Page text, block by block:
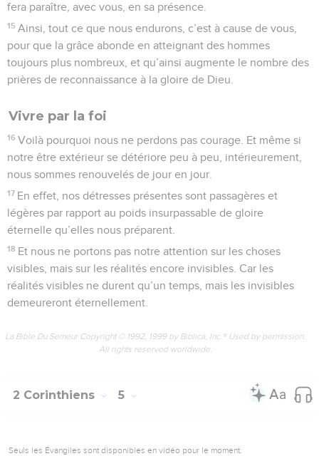
fera paraître, avec vous, en sa présence.
15 Ainsi, tout ce que nous endurons, c’est à cause de vous,
pour que la grâce abonde en atteignant des hommes
toujours plus nombreux, et qu’ainsi augmente le nombre des
prières de reconnaissance à la gloire de Dieu.
Vivre par la foi
16 Voilà pourquoi nous ne perdons pas courage. Et même si
notre être extérieur se détériore peu à peu, intérieurement,
nous sommes renouvelés de jour en jour.
17 En effet, nos détresses présentes sont passagères et
légères par rapport au poids insurpassable de gloire
éternelle qu’elles nous préparent.
18 Et nous ne portons pas notre attention sur les choses
visibles, mais sur les réalités encore invisibles. Car les
réalités visibles ne durent qu’un temps, mais les invisibles
demeureront éternellement.
La Bible Du Semeur Copyright © 1992, 1999 by Biblica, Inc.® Used by permission.
All rights reserved worldwide.
2 Corinthiens 5
Seuls les Évangiles sont disponibles en vidéo pour le moment.